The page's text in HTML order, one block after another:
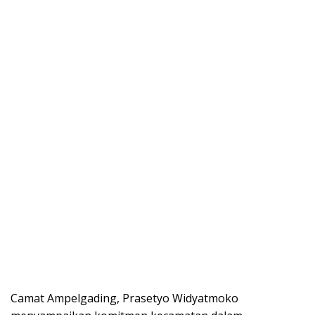
Camat Ampelgading, Prasetyo Widyatmoko